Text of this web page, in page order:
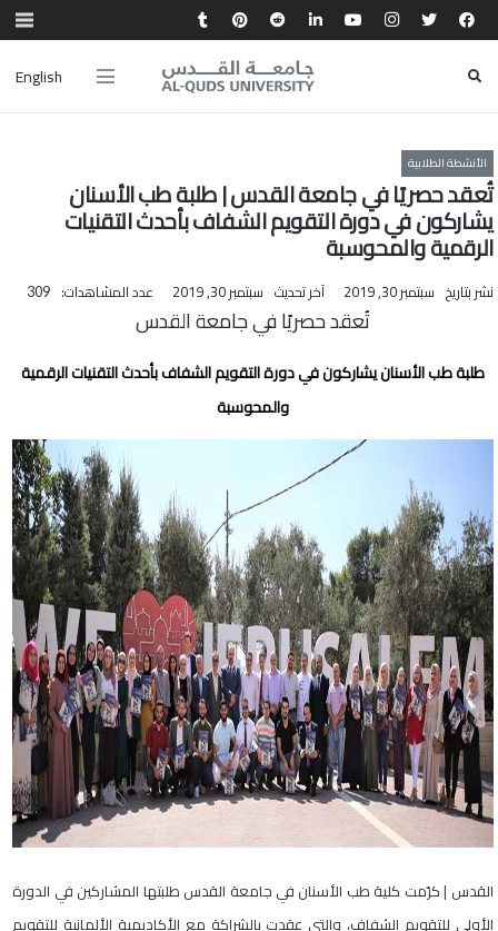
English
الأنشطة الطلابية
تُعقد حصريًا في جامعة القدس | طلبة طب الأسنان
يشاركون في دورة التقويم الشفاف بأحدث التقنيات
الرقمية والمحوسبة
نشر بتاريخ سبتمبر 30, 2019 آخر تحديث سبتمبر 30, 2019 عدد المشاهدات: 309
تُعقد حصريًا في جامعة القدس
طلبة طب الأسنان يشاركون في دورة التقويم الشفاف بأحدث التقنيات الرقمية
والمحوسبة
القدس | كرّمت كلية طب الأسنان في جامعة القدس طلبتها المشاركين في الدورة
الأولى للتقويم الشفاف، والتي عقدت بالشراكة مع الأكاديمية الألمانية للتقويم